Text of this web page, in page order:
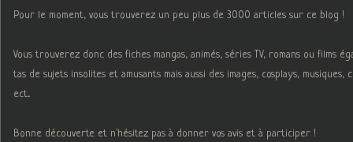
Pour le moment, vous trouverez un peu plus de 3000 articles sur ce blog !
Vous trouverez donc des fiches mangas, animés, séries TV, romans ou films
tas de sujets insolites et amusants mais aussi des images, cosplays, musiques,
ect...
Bonne découverte et n'hésitez pas à donner vos avis et à participer !